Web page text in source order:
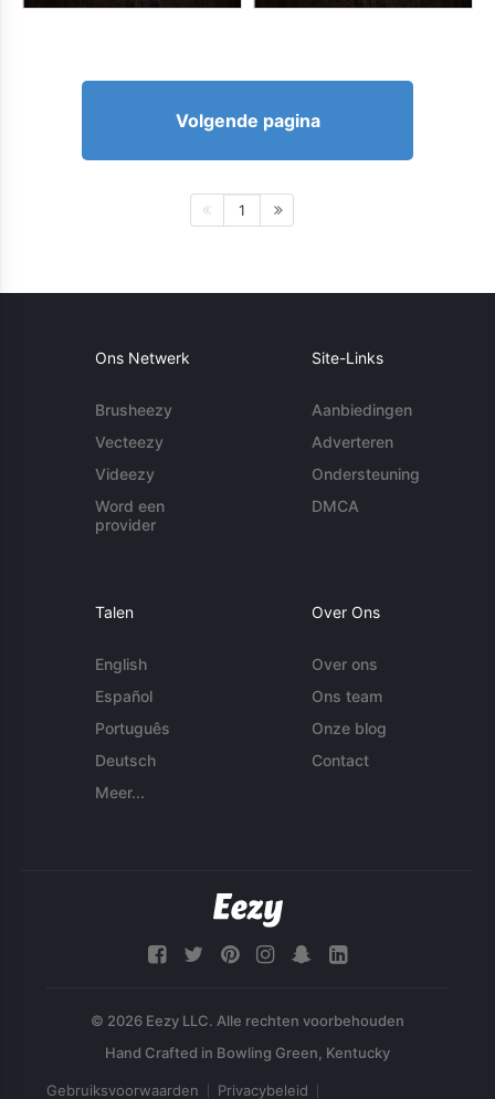
Volgende pagina
1
Ons Netwerk
Brusheezy
Vecteezy
Videezy
Word een
provider
Site-Links
Aanbiedingen
Adverteren
Ondersteuning
DMCA
Talen
English
Español
Português
Deutsch
Meer...
Over Ons
Over ons
Ons team
Onze blog
Contact
© 2026 Eezy LLC. Alle rechten voorbehouden
Gebruiksvoorwaarden Privacybeleid